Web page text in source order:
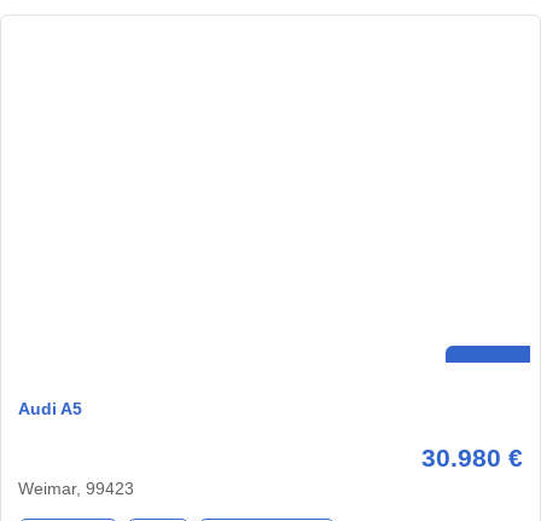
Audi A5
30.980 €
Weimar, 99423